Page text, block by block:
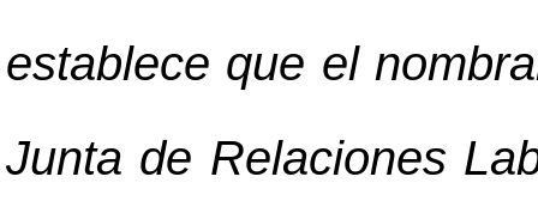
establece que el
Junta de Relaciones